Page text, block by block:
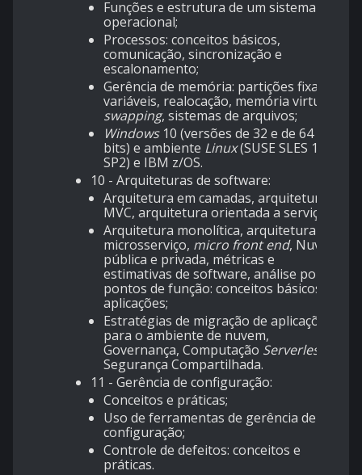
Funções e estrutura de um sistema
operacional;
Processos: conceitos básicos,
comunicação, sincronização e
escalonamento;
Gerência de memória: partições fixas e
variáveis, realocação, memória virtual,
swapping, sistemas de arquivos;
Windows10 (versões de 32 e de 64
bits) e ambiente Linux(SUSE SLES 15
SP2) e IBM z/OS.
10 - Arquiteturas de software:
Arquitetura em camadas, arquitetura
MVC, arquitetura orientada a serviços;
Arquitetura monolítica, arquitetura
microsserviço, micro front end, Nuvem
pública e privada, métricas e
estimativas de software, análise por
pontos de função: conceitos básicos e
aplicações;
Estratégias de migração de aplicações
para o ambiente de nuvem,
Governança, Computação Serverless
Segurança Compartilhada.
11 - Gerência de configuração:
Conceitos e práticas;
Uso de ferramentas de gerência de
configuração;
Controle de defeitos: conceitos e
práticas.